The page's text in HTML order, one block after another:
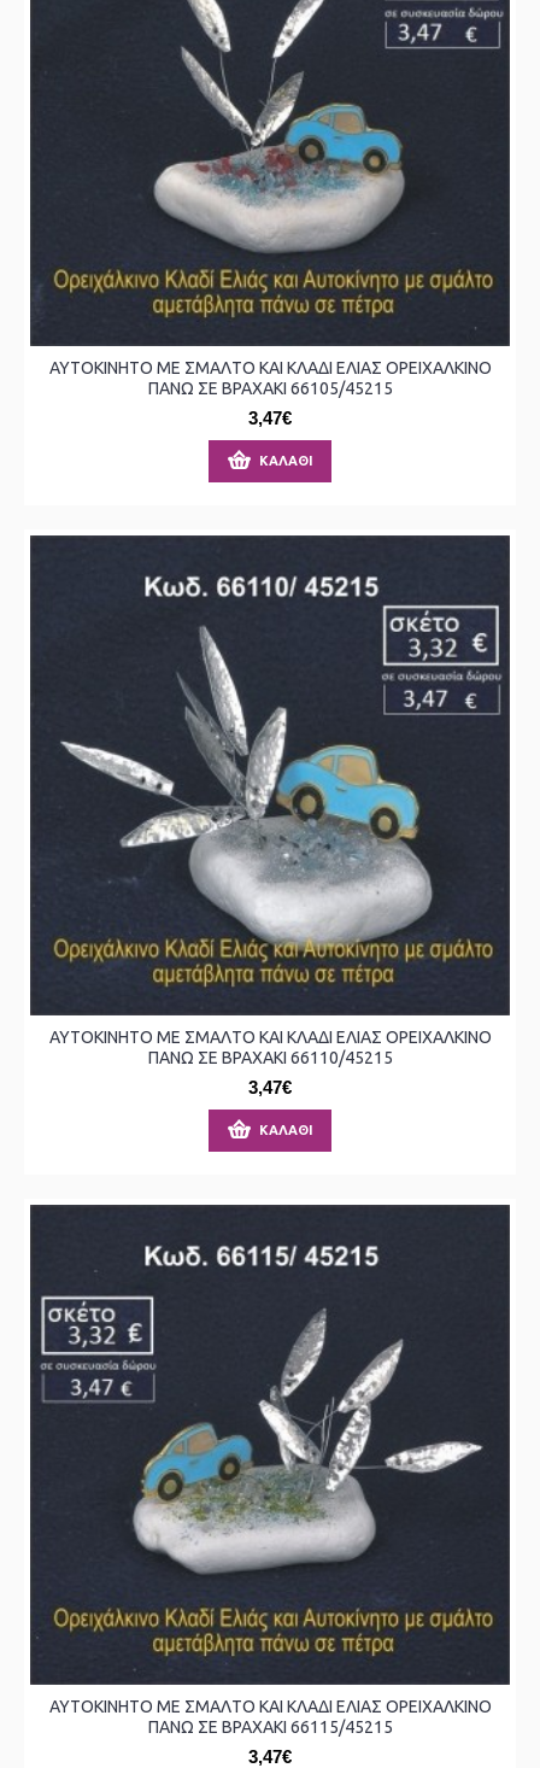
ΑΥΤΟΚΙΝΗΤΟ ΜΕ ΣΜΑΛΤΟ ΚΑΙ ΚΛΑΔΙ ΕΛΙΑΣ ΟΡΕΙΧΑΛΚΙΝΟ
ΠΑΝΩ ΣΕ ΒΡΑΧΑΚΙ 66105/45215
3,47€
ΚΑΛΆΘΙ
ΑΥΤΟΚΙΝΗΤΟ ΜΕ ΣΜΑΛΤΟ ΚΑΙ ΚΛΑΔΙ ΕΛΙΑΣ ΟΡΕΙΧΑΛΚΙΝΟ
ΠΑΝΩ ΣΕ ΒΡΑΧΑΚΙ 66110/45215
3,47€
ΚΑΛΆΘΙ
ΑΥΤΟΚΙΝΗΤΟ ΜΕ ΣΜΑΛΤΟ ΚΑΙ ΚΛΑΔΙ ΕΛΙΑΣ ΟΡΕΙΧΑΛΚΙΝΟ
ΠΑΝΩ ΣΕ ΒΡΑΧΑΚΙ 66115/45215
3,47€